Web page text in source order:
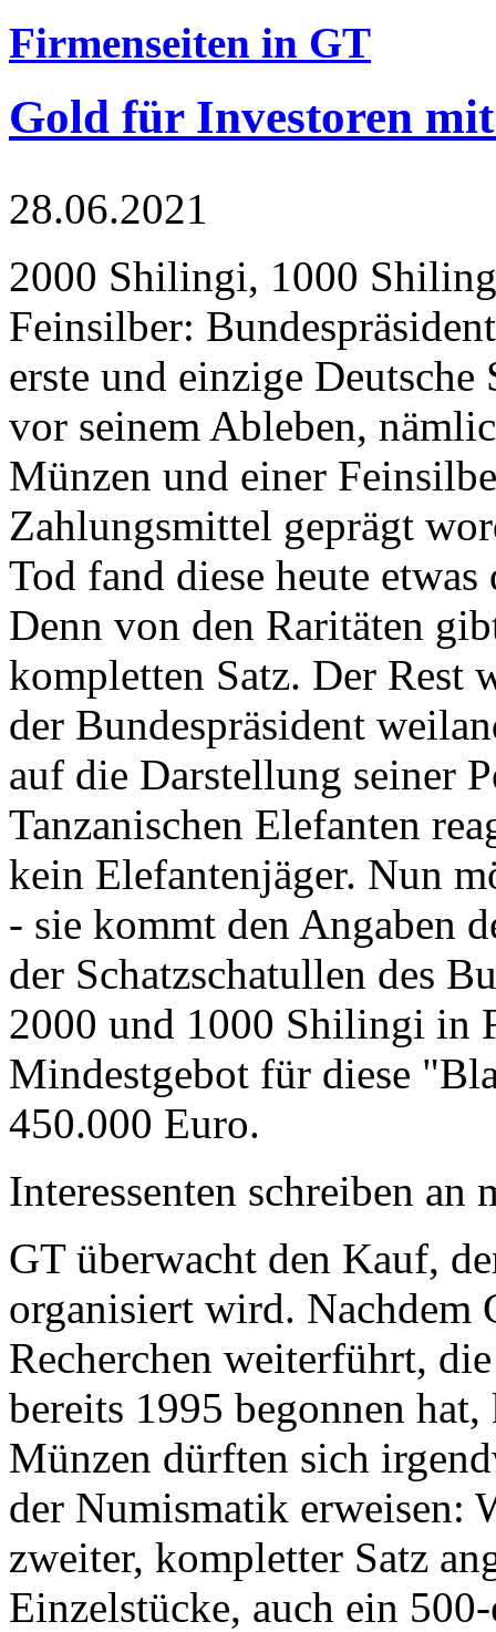
Firmenseiten in GT
Gold für Investoren
28.06.2021
2000 Shilingi, 1000
Feinsilber:
erste und einzige Deutsche
vor seinem Ableben,
Münzen und einer
Zahlungsmittel geprägt
Tod fand diese heute
Denn von den Raritäten
kompletten Satz. Der Rest
der Bundespräsident
auf die Darstellung seiner
Tanzanischen Elefanten
kein Elefantenjäger. Nun
- sie kommt den Angaben
der Schatzschatullen des
2000 und 1000 Shilingi in
Mindestgebot für diese
450.000 Euro.
Interessenten schreiben
GT überwacht den Kauf,
organisiert wird. Nachdem
Recherchen weiterführt,
bereits 1995 begonnen
Münzen dürften sich
der Numismatik erweisen:
zweiter, kompletter Satz
Einzelstücke, auch ein